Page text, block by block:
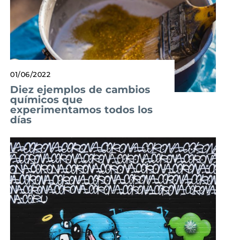
01/06/2022
Diez ejemplos de cambios
químicos que
experimentamos todos los
días